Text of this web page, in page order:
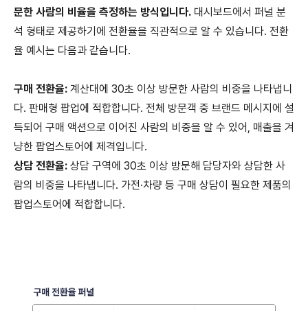
문한 사람의 비율을 측정하는 방식입니다. 대시보드에서 퍼널 분
석 형태로 제공하기에 전환율을 직관적으로 알 수 있습니다. 전환
율 예시는 다음과 같습니다.
구매 전환율: 계산대에 30초 이상 방문한 사람의 비중을 나타냅니
다. 판매형 팝업에 적합합니다. 전체 방문객 중 브랜드 메시지에 설
득되어 구매 액션으로 이어진 사람의 비중을 알 수 있어, 매출을 겨
냥한 팝업스토어에 제격입니다.
상담 전환율: 상담 구역에 30초 이상 방문해 담당자와 상담한 사
람의 비중을 나타냅니다. 가전·차량 등 구매 상담이 필요한 제품의
팝업스토어에 적합합니다.